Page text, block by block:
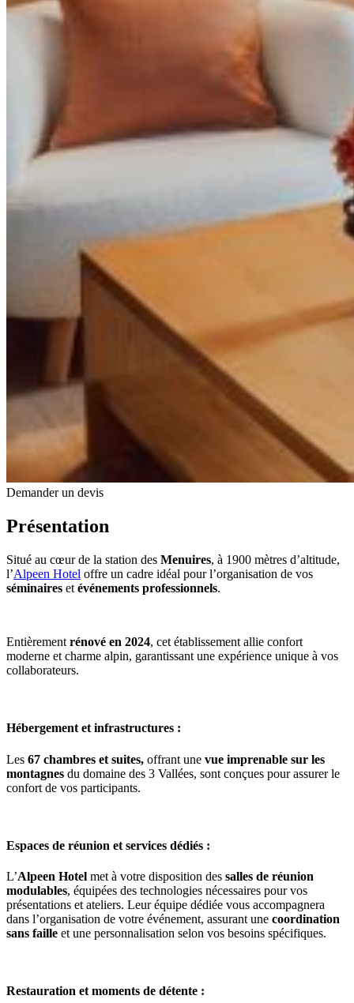
Demander un devis
Présentation
Situé au cœur de la station des Menuires, à 1900 mètres d’altitude,
l’Alpeen Hotel offre un cadre idéal pour l’organisation de vos
séminaires et événements professionnels.
Entièrement rénové en 2024, cet établissement allie confort
moderne et charme alpin, garantissant une expérience unique à vos
collaborateurs.
Hébergement et infrastructures :
Les 67 chambres et suites, offrant une vue imprenable sur les
montagnes du domaine des 3 Vallées, sont conçues pour assurer le
confort de vos participants.
Espaces de réunion et services dédiés :
L’Alpeen Hotel met à votre disposition des salles de réunion
modulables, équipées des technologies nécessaires pour vos
présentations et ateliers. Leur équipe dédiée vous accompagnera
dans l’organisation de votre événement, assurant une coordination
sans faille et une personnalisation selon vos besoins spécifiques.
Restauration et moments de détente :